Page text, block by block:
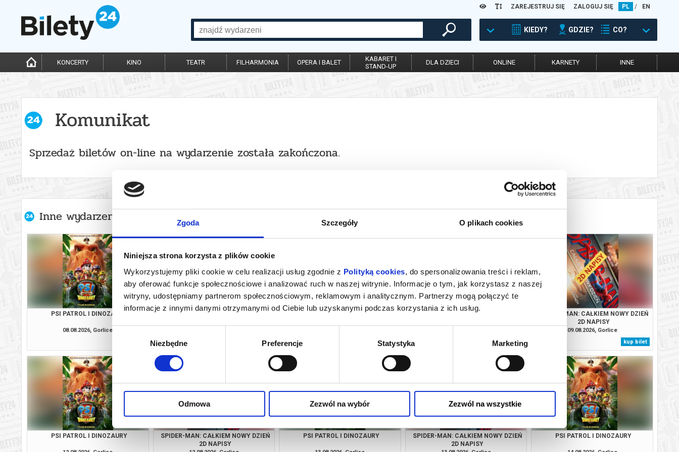
Zgoda Szczegóły O plikach cookies
Niniejsza strona korzysta z plików cookie
Wykorzystujemy pliki cookie w celu realizacji usług zgodnie z Polityką cookies, do spersonalizowania treści i reklam,
aby oferować funkcje społecznościowe i analizować ruch w naszej witrynie. Informacje o tym, jak korzystasz z naszej
witryny, udostępniamy partnerom społecznościowym, reklamowym i analitycznym. Partnerzy mogą połączyć te
informacje z innymi danymi otrzymanymi od Ciebie lub uzyskanymi podczas korzystania z ich usług.
Wybór
Niezbędne Preferencje Statystyka Marketing
Odmowa Zezwól na wybór Zezwól na wszystkie
ZAREJESTRUJ SIĘ ZALOGUJ SIĘ PL / EN
KIEDY? GDZIE? CO?
KONCERTY KINO TEATR FILHARMONIA OPERA I BALET
KABARET I
STAND-UP
DLA DZIECI ONLINE KARNETY INNE
Komunikat
Sprzedaż biletów on-line na wydarzenie została zakończona.
Inne wydarzenia organizatora
PSI PATROL I DINOZAURY
08.08.2026, Gorlice
SPIDER-MAN: CAŁKIEM NOWY DZIEŃ
kup bilet
REQUIEM DLA SNU W 4K
kup bilet
PSI PATROL I DINOZAURY
kup bilet
SPIDER-MAN: CAŁKIEM NOWY DZIEŃ
2D NAPISY
09.08.2026, Gorlice
kup bilet
PSI PATROL I DINOZAURY
SPIDER-MAN: CAŁKIEM NOWY DZIEŃ
2D NAPISY
PSI PATROL I DINOZAURY
SPIDER-MAN: CAŁKIEM NOWY DZIEŃ
2D NAPISY
PSI PATROL I DINOZAURY